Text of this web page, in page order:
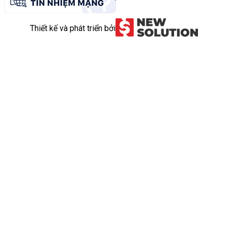
Thiết kế và phát triển bởi